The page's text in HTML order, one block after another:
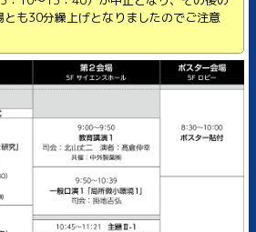
とも30分繰上げとなりましたのでご注意